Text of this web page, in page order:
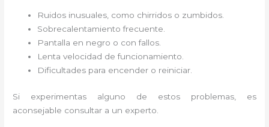
Ruidos inusuales, como chirridos o zumbidos.
Sobrecalentamiento frecuente.
Pantalla en negro o con fallos.
Lenta velocidad de funcionamiento.
Dificultades para encender o reiniciar.
Si experimentas alguno de estos problemas, es
aconsejable consultar a un experto.